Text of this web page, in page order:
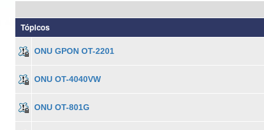
Tópicos
ONU GPON OT-2201
ONU OT-4040VW
ONU OT-801G